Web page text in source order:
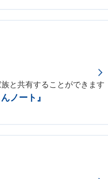
と共有することができます
ノート』